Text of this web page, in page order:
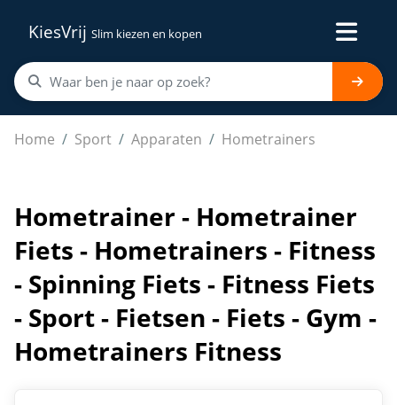
KiesVrij Slim kiezen en kopen
Home Sport Apparaten Hometrainers
Hometrainer - Hometrainer Fiets - Hometrainers -
Hometrainer - Hometrainer
Fiets - Hometrainers - Fitness
- Spinning Fiets - Fitness Fiets
- Sport - Fietsen - Fiets - Gym -
Hometrainers Fitness